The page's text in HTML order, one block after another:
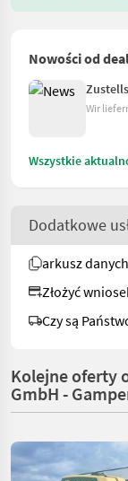
Nowości od
Wir
Wszystkie
Dodatkowe
arkusz
Złożyć
Czy są
Kolejne oferty
GmbH -